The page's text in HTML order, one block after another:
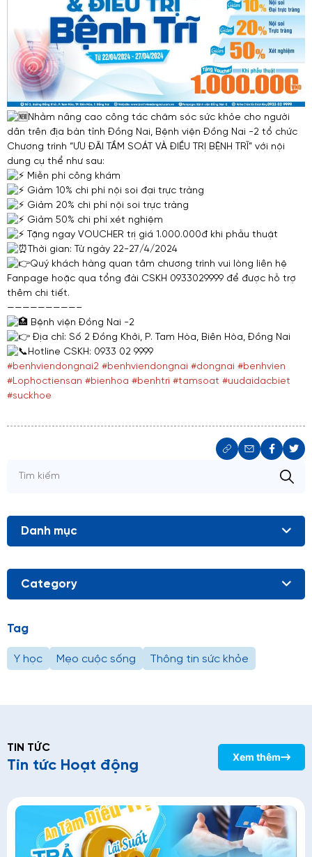
Nhằm nâng cao công tác chăm sóc sức khỏe cho người
dân trên địa bàn tỉnh Đồng Nai, Bệnh viện Đồng Nai -2 tổ chức
Chương trình “ƯU ĐÃI TẦM SOÁT VÀ ĐIỀU TRỊ BỆNH TRĨ” với nội
dung cụ thể như sau:
Miễn phí công khám
Giảm 10% chi phí nội soi đại trực tràng
Giảm 20% chi phí nội soi trực tràng
Giảm 50% chi phí xét nghiệm
Tặng ngay VOUCHER trị giá 1.000.000đ khi phẫu thuật
Thời gian: Từ ngày 22-27/4/2024
Quý khách hàng quan tâm chương trình vui lòng liên hệ
Fanpage hoặc qua tổng đài CSKH 0933029999 để được hỗ trợ
thêm chi tiết.
—————————–
Bệnh viện Đồng Nai -2
Địa chỉ: Số 2 Đồng Khởi, P. Tam Hòa, Biên Hòa, Đồng Nai
Hotline CSKH: 0933 02 9999
#benhviendongnai2 #benhviendongnai #dongnai #benhvien
#Lophoctiensan #bienhoa #benhtri #tamsoat #uudaidacbiet
#suckhoe
Danh mục
Category
Tag
Y học Mẹo cuộc sống Thông tin sức khỏe
TIN TỨC
Tin tức Hoạt động
Xem thêm